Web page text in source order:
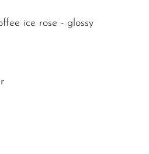
ice rose - glossy